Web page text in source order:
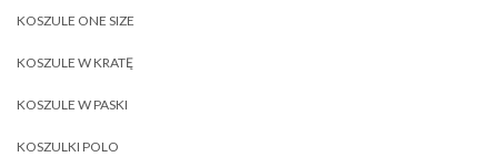
KOSZULE ONE SIZE
KOSZULE W KRATĘ
KOSZULE W PASKI
KOSZULKI POLO